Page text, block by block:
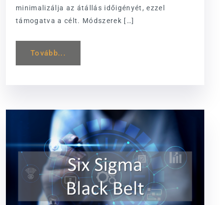
minimalizálja az átállás időigényét, ezzel
támogatva a célt. Módszerek […]
Tovább...